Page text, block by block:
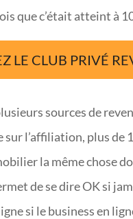
que c’était atteint à
LE CLUB PRIVÉ
sources de
l’affiliation, plus de
la même chose
de se dire OK si
si le business en